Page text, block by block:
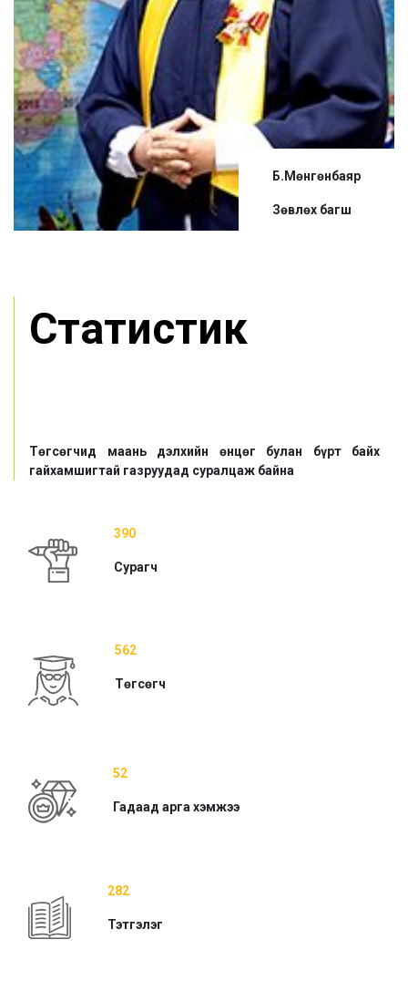
Б.Мөнгөнбаяр
Зөвлөх багш
Статистик
Төгсөгчид маань дэлхийн өнцөг булан бүрт байх
гайхамшигтай газруудад суралцаж байна
390
Сурагч
562
Төгсөгч
52
Гадаад арга хэмжээ
282
Тэтгэлэг